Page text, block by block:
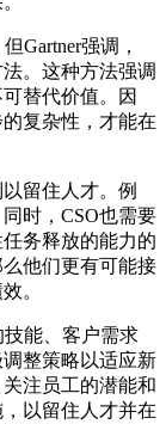
强调，
。这种方法强调
替代价值。因
复杂性，才能在
留住人才。例
时，CSO也需要
务释放的能力的
他们更有可能接
。
能、客户需求
整策略以适应新
注员工的潜能和
以留住人才并在